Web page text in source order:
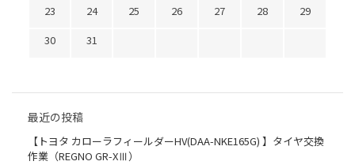
23
24 25 26 27 28
29
30
31
最近の投稿
【トヨタ カローラフィールダーHV(DAA-NKE165G) 】タイヤ交換
作業（REGNO GR-XⅢ）